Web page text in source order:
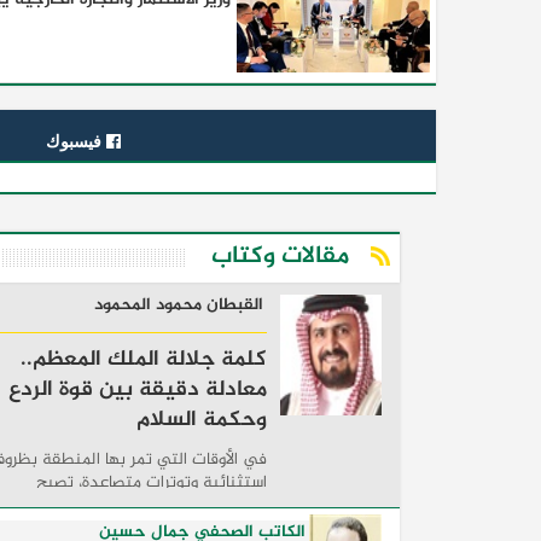
فيسبوك
مقالات وكتاب
القبطان محمود المحمود
كلمة جلالة الملك المعظم..
معادلة دقيقة بين قوة الردع
وحكمة السلام
في الأوقات التي تمر بها المنطقة
استثنائية وتوترات متصاعدة، تصبح
الكلمات السياسية أكثر من مجرد مواقف
معلنة؛ فهي تكشف طريقة تفكير الدول،
الكاتب الصحفي جمال حسين